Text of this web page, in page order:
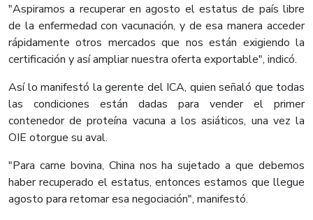
"Aspiramos a recuperar en agosto el estatus de país libre
de la enfermedad con vacunación, y de esa manera acceder
rápidamente otros mercados que nos están exigiendo la
certificación y así ampliar nuestra oferta exportable", indicó.
Así lo manifestó la gerente del ICA, quien señaló que todas
las condiciones están dadas para vender el primer
contenedor de proteína vacuna a los asiáticos, una vez la
OIE otorgue su aval.
"Para carne bovina, China nos ha sujetado a que debemos
haber recuperado el estatus, entonces estamos que llegue
agosto para retomar esa negociación", manifestó.